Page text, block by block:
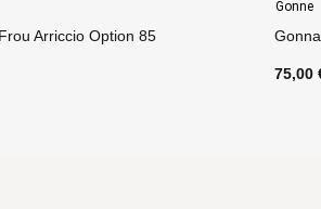
Flora 3 Option 10